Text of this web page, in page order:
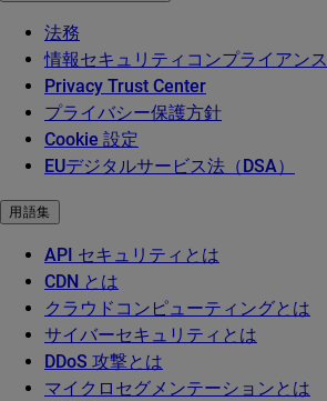
法務
情報セキュリティコンプライアンス
Privacy Trust Center
プライバシー保護方針
Cookie 設定
EUデジタルサービス法（DSA）
用語集
API セキュリティとは
CDN とは
クラウドコンピューティングとは
サイバーセキュリティとは
DDoS 攻撃とは
マイクロセグメンテーションとは